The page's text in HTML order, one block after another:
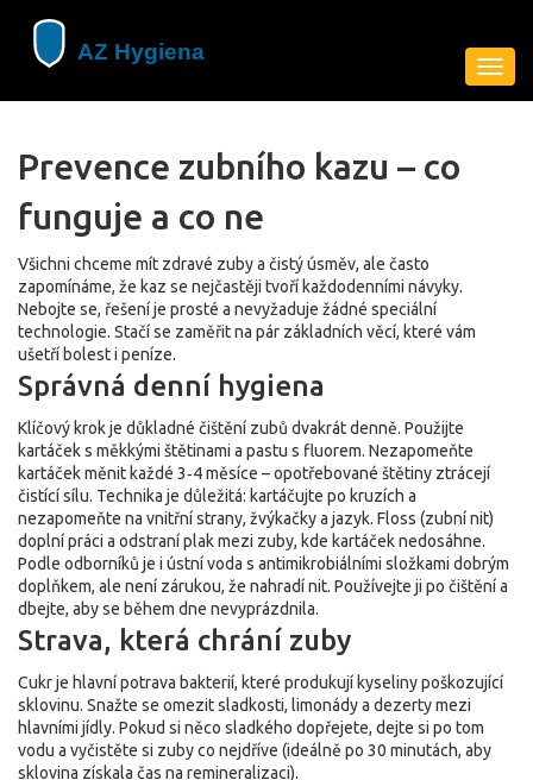
Prevence zubního kazu – co
funguje a co ne
Všichni chceme mít zdravé zuby a čistý úsměv, ale často
zapomínáme, že kaz se nejčastěji tvoří každodenními návyky.
Nebojte se, řešení je prosté a nevyžaduje žádné speciální
technologie. Stačí se zaměřit na pár základních věcí, které vám
ušetří bolest i peníze.
Správná denní hygiena
Klíčový krok je důkladné čištění zubů dvakrát denně. Použijte
kartáček s měkkými štětinami a pastu s fluorem. Nezapomeňte
kartáček měnit každé 3‑4 měsíce – opotřebované štětiny ztrácejí
čistící sílu. Technika je důležitá: kartáčujte po kruzích a
nezapomeňte na vnitřní strany, žvýkačky a jazyk. Floss (zubní nit)
doplní práci a odstraní plak mezi zuby, kde kartáček nedosáhne.
Podle odborníků je i ústní voda s antimikrobiálními složkami dobrým
doplňkem, ale není zárukou, že nahradí nit. Používejte ji po čištění a
dbejte, aby se během dne nevyprázdnila.
Strava, která chrání zuby
Cukr je hlavní potrava bakterií, které produkují kyseliny poškozující
sklovinu. Snažte se omezit sladkosti, limonády a dezerty mezi
hlavními jídly. Pokud si něco sladkého dopřejete, dejte si po tom
vodu a vyčistěte si zuby co nejdříve (ideálně po 30 minutách, aby
sklovina získala čas na remineralizaci).